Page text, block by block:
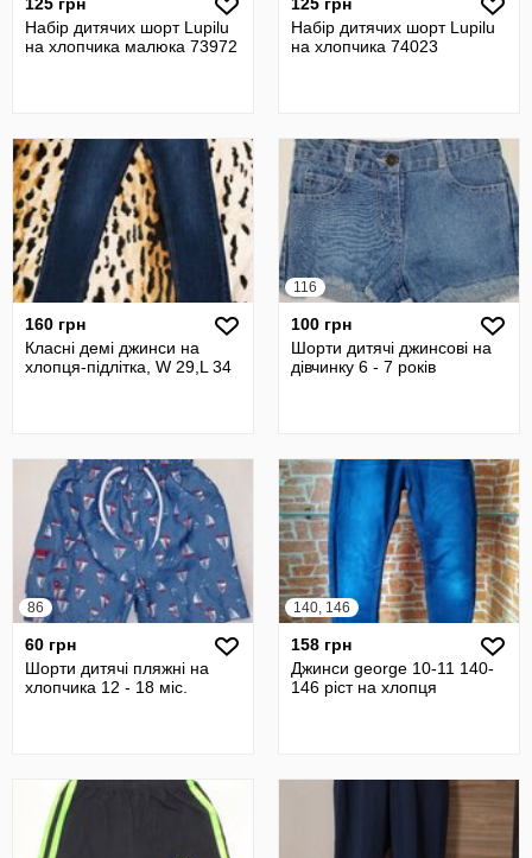
Набір дитячих шорт Lupilu
на хлопчика малюка 73972
Набір дитячих шорт Lupilu
на хлопчика 74023
160 грн
Класні демі джинси на
хлопця-підлітка, W 29,L 34
116
100 грн
Шорти дитячі джинсові на
дівчинку 6 - 7 років
86
60 грн
Шорти дитячі пляжні на
хлопчика 12 - 18 міс.
140, 146
158 грн
Джинси george 10-11 140-
146 ріст на хлопця